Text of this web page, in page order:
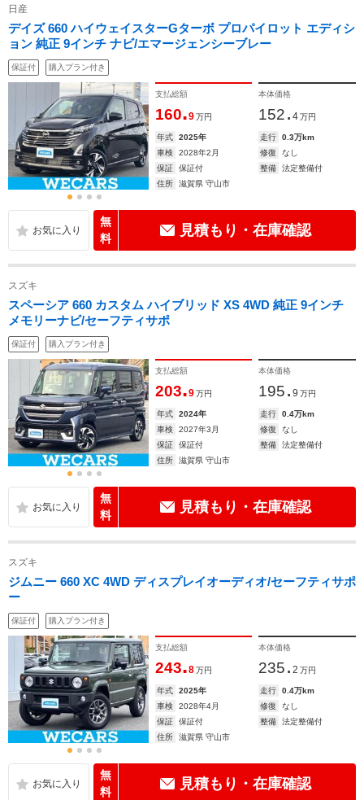
日産
デイズ 660 ハイウェイスターGターボ プロパイロット エディシ
ョン 純正 9インチ ナビ/エマージェンシーブレー
保証付 購入プラン付き
支払総額
160.9 万円
本体価格
152. 4 万円
年式 2025年 走行
0.3万km
車検
2028年2月 修復
なし
保証
保証付 整備
法定整備付
住所
滋賀県 守山市
無
料
見積もり・在庫確認
スズキ
スペーシア 660 カスタム ハイブリッド XS 4WD 純正 9インチ
メモリーナビ/セーフティサポ
保証付 購入プラン付き
支払総額
203.9 万円
本体価格
195. 9 万円
年式 2024年 走行
0.4万km
車検
2027年3月 修復
なし
保証
保証付 整備
法定整備付
住所
滋賀県 守山市
無
料
見積もり・在庫確認
スズキ
ジムニー 660 XC 4WD ディスプレイオーディオ/セーフティサポ
ー
保証付 購入プラン付き
支払総額
243.8 万円
本体価格
235. 2 万円
年式 2025年 走行
0.4万km
車検
2028年4月 修復
なし
保証
保証付 整備
法定整備付
住所
滋賀県 守山市
無
料
見積もり・在庫確認